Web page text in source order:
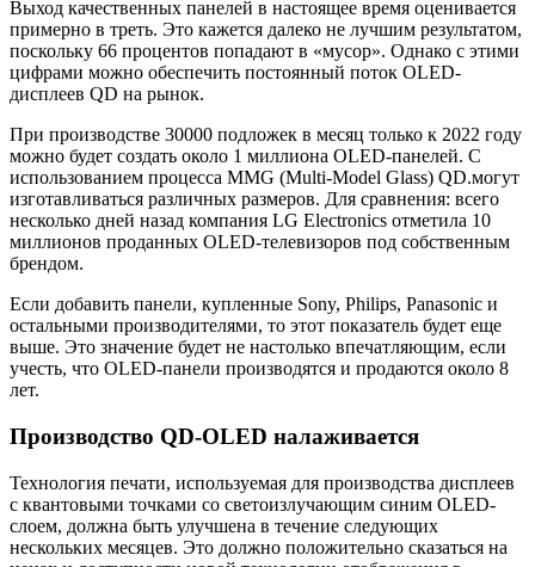
Выход качественных панелей в настоящее время оценивается
примерно в треть. Это кажется далеко не лучшим результатом,
поскольку 66 процентов попадают в «мусор». Однако с этими
цифрами можно обеспечить постоянный поток OLED-
дисплеев QD на рынок.
При производстве 30000 подложек в месяц только к 2022 году
можно будет создать около 1 миллиона OLED-панелей. С
использованием процесса MMG (Multi-Model Glass) QD.могут
изготавливаться различных размеров. Для сравнения: всего
несколько дней назад компания LG Electronics отметила 10
миллионов проданных OLED-телевизоров под собственным
брендом.
Если добавить панели, купленные Sony, Philips, Panasonic и
остальными производителями, то этот показатель будет еще
выше. Это значение будет не настолько впечатляющим, если
учесть, что OLED-панели производятся и продаются около 8
лет.
Производство QD-OLED налаживается
Технология печати, используемая для производства дисплеев
с квантовыми точками со светоизлучающим синим OLED-
слоем, должна быть улучшена в течение следующих
нескольких месяцев. Это должно положительно сказаться на